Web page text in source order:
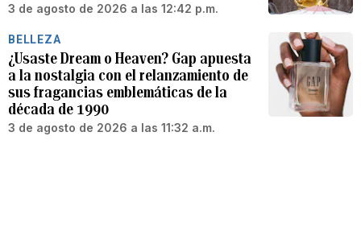
3 de agosto de 2026 a las 12:42 p.m.
BELLEZA
¿Usaste Dream o Heaven? Gap apuesta
a la nostalgia con el relanzamiento de
sus fragancias emblemáticas de la
década de 1990
3 de agosto de 2026 a las 11:32 a.m.